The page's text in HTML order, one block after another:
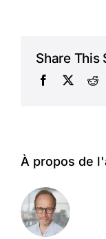
Share This
Facebook
X
À propos de